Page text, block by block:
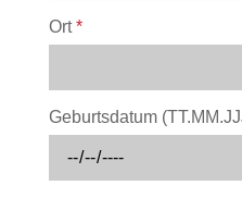
Ort*
Geburtsdatum